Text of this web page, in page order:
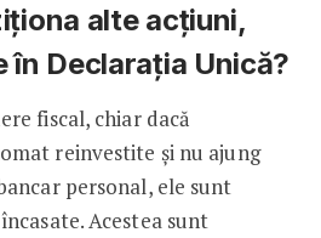
alte acțiuni,
în Declarația Unică?
fiscal, chiar dacă
reinvestite și nu ajung
personal, ele sunt
Acestea sunt